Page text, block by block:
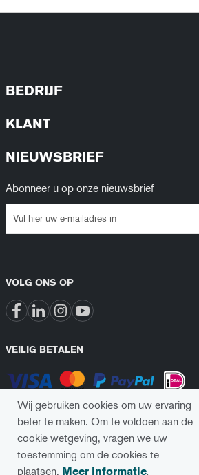
Wij gebruiken cookies om uw ervaring
beter te maken. Om te voldoen aan de
cookie wetgeving, vragen we uw
toestemming om de cookies te
plaatsen. Meer informatie.
BEDRIJF
KLANT
NIEUWSBRIEF
Abonneer u op onze nieuwsbrief
VOLG ONS OP
VEILIG BETALEN
© 2024 Implanix. Alle rechten